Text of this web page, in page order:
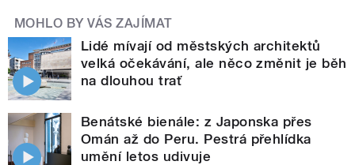
MOHLO BY VÁS ZAJÍMAT
Lidé mívají od městských architektů
velká očekávání, ale něco změnit je běh
na dlouhou trať
Benátské bienále: z Japonska přes
Omán až do Peru. Pestrá přehlídka
umění letos udivuje